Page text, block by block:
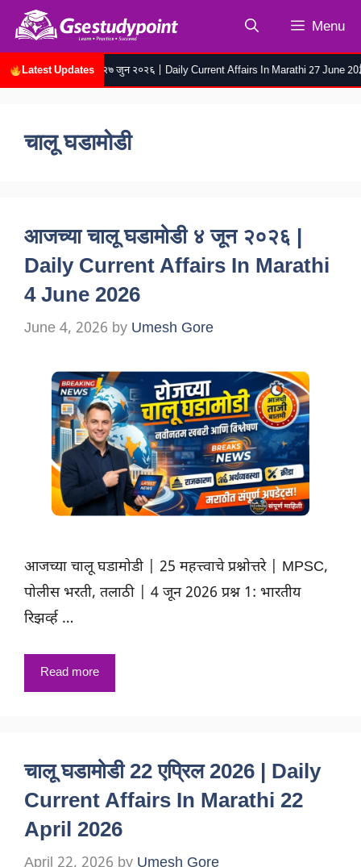
Skip
content
Menu
Latest Updates
चालू घडामोडी २७ जुन २०२६ | Daily Current Affairs In Marathi 27 June 2026
चालू घडामोडी
आजच्या चालू घडामोडी ४ जून २०२६ |
Daily Current Affairs In Marathi
4 June 2026
June 4, 2026 by Umesh Gore
आजच्या चालू घडामोडी | 25 महत्त्वाचे प्रश्नोत्तरे | MPSC,
पोलीस भरती, तलाठी | 4 जून 2026 प्रश्न 1: भारतीय
रिझर्व्ह …
Read more
चालू घडामोडी 22 एप्रिल 2026 | Daily
Current Affairs In Marathi 22
April 2026